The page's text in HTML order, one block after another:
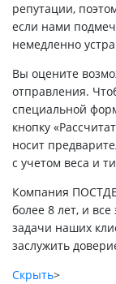
репутации,
если нами
немедленно
Вы оцените
отправления.
специальной
кнопку
носит
с учетом веса и
Компания
более 8 лет, и
задачи наших
заслужить
Скрыть>